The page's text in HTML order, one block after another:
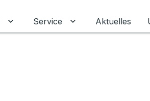
Untermenü für Leistungen
Service Untermenü für
Aktuelles